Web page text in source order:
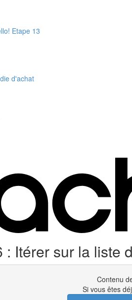
Etape 13
d'achat
Itérer sur la liste
Contenu
Si vous êtes